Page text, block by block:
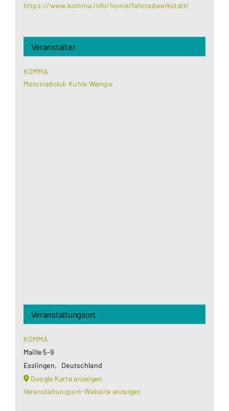
https://www.komma.info/home/fahrradwerkstatt/
Veranstalter
KOMMA
Motorradclub Kuhle Wampe
Veranstaltungsort
KOMMA
Maille 5-9
Esslingen,
Deutschland
Google Karte anzeigen
Veranstaltungsort-Website anzeigen